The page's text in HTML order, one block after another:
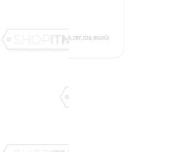
δείτε την στο google